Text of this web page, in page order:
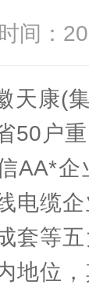
时间
康(集
50户
AA*
电缆
套等
地位